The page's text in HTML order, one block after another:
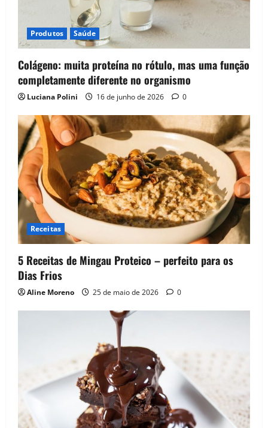
Produtos Saúde
Colágeno: muita proteína no rótulo, mas uma função
completamente diferente no organismo
Luciana Polini 16 de junho de 2026 0
Receitas
5 Receitas de Mingau Proteico – perfeito para os
Dias Frios
Aline Moreno 25 de maio de 2026 0